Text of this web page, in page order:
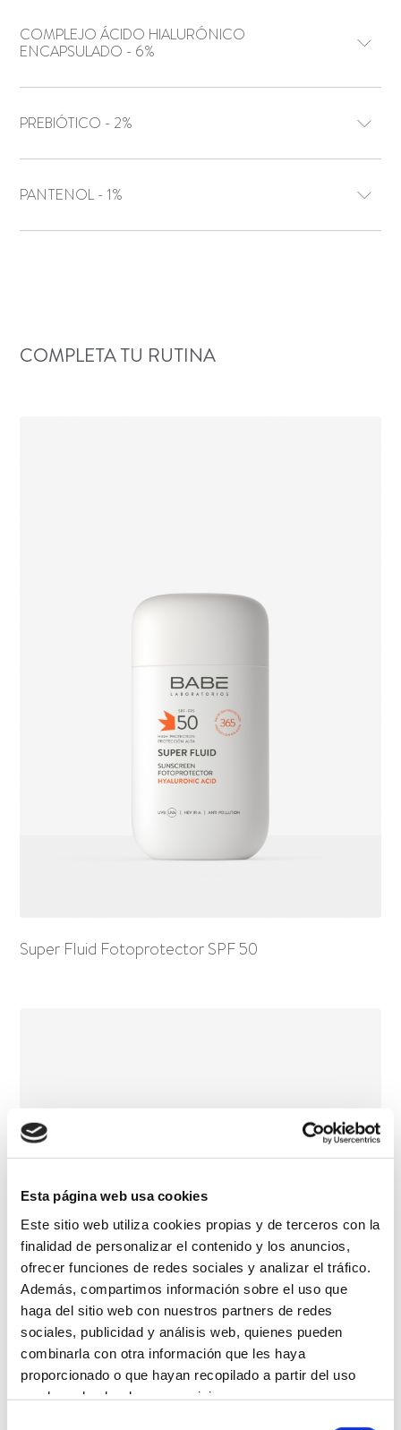
Esta página web usa cookies
Este sitio web utiliza cookies propias y de terceros con la
finalidad de personalizar el contenido y los anuncios,
ofrecer funciones de redes sociales y analizar el tráfico.
Además, compartimos información sobre el uso que
haga del sitio web con nuestros partners de redes
sociales, publicidad y análisis web, quienes pueden
combinarla con otra información que les haya
proporcionado o que hayan recopilado a partir del uso
que haya hecho de sus servicios.
COMPLEJO ÁCIDO HIALURÓNICO
ENCAPSULADO - 6%
PREBIÓTICO - 2%
PANTENOL - 1%
COMPLETA TU RUTINA
Super Fluid Fotoprotector SPF 50